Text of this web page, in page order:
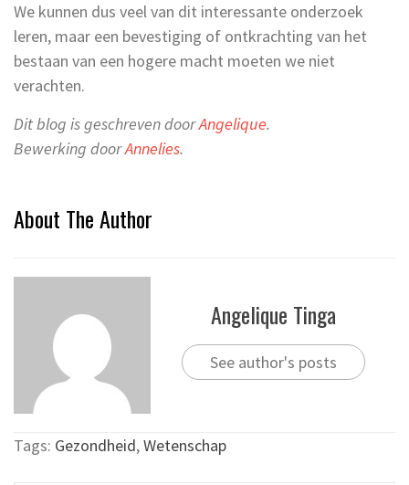
We kunnen dus veel van dit interessante onderzoek
leren, maar een bevestiging of ontkrachting van het
bestaan van een hogere macht moeten we niet
verachten.
Dit blog is geschreven doorAngelique.
Bewerking doorAnnelies.
About The Author
Angelique Tinga
See author's posts
Tags: Gezondheid,Wetenschap